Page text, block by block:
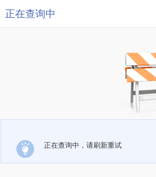
正在查询中
正在查询中，请刷新重试